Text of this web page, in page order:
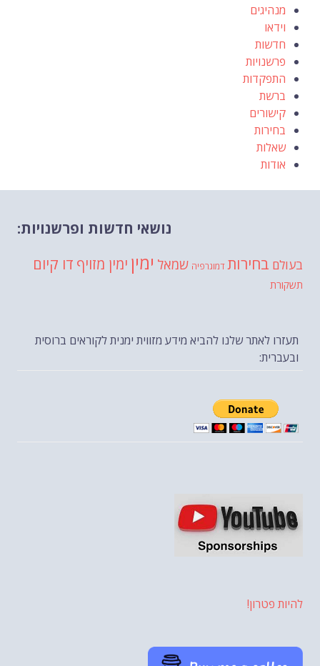
מנהיגים
וידאו
חדשות
פרשנויות
התפקדות
ברשת
קישורים
בחירות
שאלות
אודות
נושאי חדשות ופרשנויות:
בעולם בחירות דמוגרפיה שמאל ימין ימין מזויף דו קיום
תשקורת
תעזרו לאתר שלנו להביא מידע מזווית ימנית לקוראים ברוסית
ובעברית:
להיות פטרון!